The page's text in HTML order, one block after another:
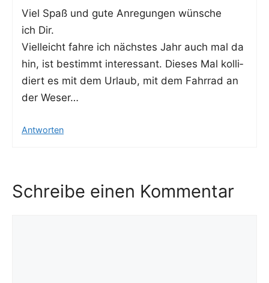
Viel Spaß und gute Anre­gun­gen wün­sche
ich Dir.
Viel­leicht fah­re ich nächs­tes Jahr auch mal da
hin, ist bestimmt inter­es­sant. Die­ses Mal kol­li­
diert es mit dem Urlaub, mit dem Fahr­rad an
der Weser…
Antworten
Schreibe einen Kommentar